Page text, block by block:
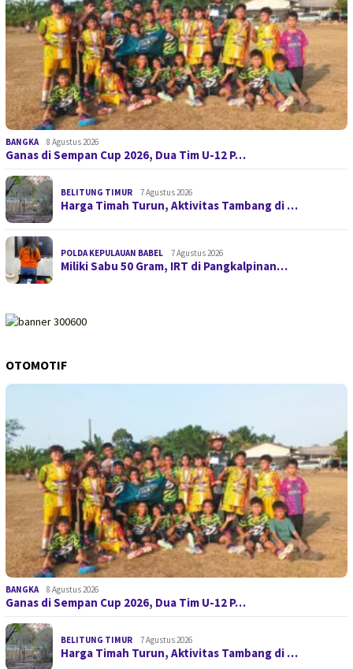
BANGKA 8 Agustus 2026
Ganas di Sempan Cup 2026, Dua Tim U-12 P…
BELITUNG TIMUR 7 Agustus 2026
Harga Timah Turun, Aktivitas Tambang di …
POLDA KEPULAUAN BABEL 7 Agustus 2026
Miliki Sabu 50 Gram, IRT di Pangkalpinan…
OTOMOTIF
BANGKA 8 Agustus 2026
Ganas di Sempan Cup 2026, Dua Tim U-12 P…
BELITUNG TIMUR 7 Agustus 2026
Harga Timah Turun, Aktivitas Tambang di …